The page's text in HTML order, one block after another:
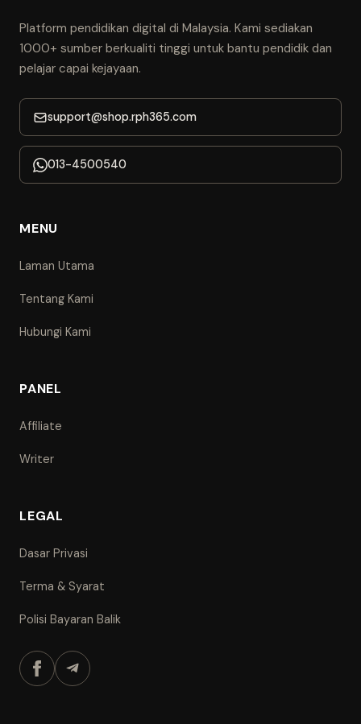
Platform pendidikan digital di Malaysia. Kami sediakan
1000+ sumber berkualiti tinggi untuk bantu pendidik dan
pelajar capai kejayaan.
support@shop.rph365.com
013-4500540
MENU
Laman Utama
Tentang Kami
Hubungi Kami
PANEL
Affiliate
Writer
LEGAL
Dasar Privasi
Terma & Syarat
Polisi Bayaran Balik